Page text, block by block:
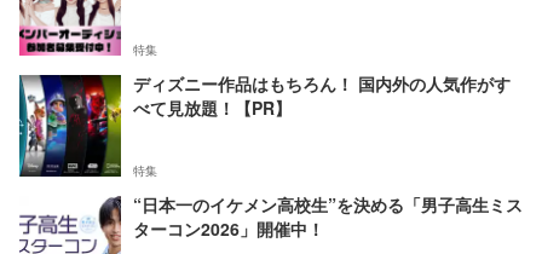
特集
ディズニー作品はもちろん！ 国内外の人気作がす
べて見放題！【PR】
特集
“日本一のイケメン高校生”を決める「男子高生ミス
ターコン2026」開催中！